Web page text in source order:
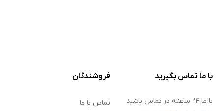
با ما تماس بگیرید
با ما ۲۴ ساعته در تماس باشید
فروشندگان
تماس با ما